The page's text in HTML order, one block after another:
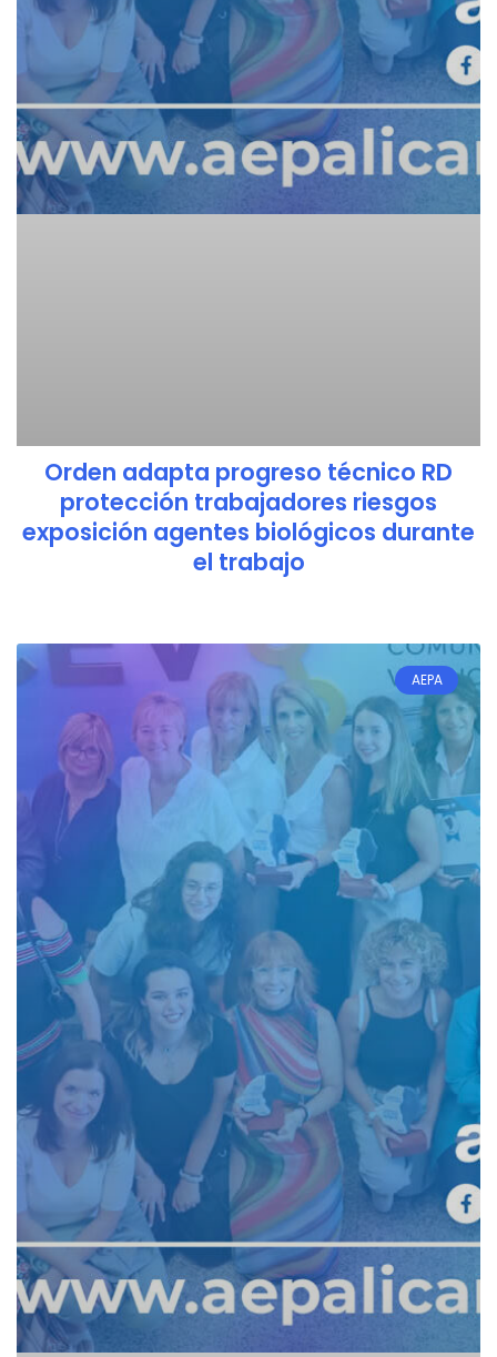
Orden adapta progreso técnico RD
protección trabajadores riesgos
exposición agentes biológicos durante
el trabajo
AEPA